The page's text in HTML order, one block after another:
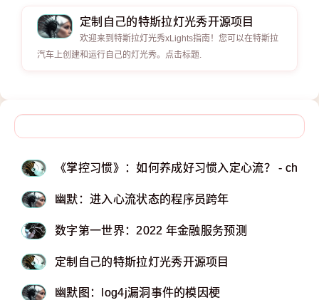
定制自己的特斯拉灯光秀开源项目
欢迎来到特斯拉灯光秀xLights指南！您可以在特斯拉
汽车上创建和运行自己的灯光秀。点击标题.
《掌控习惯》：如何养成好习惯入定心流？ -
幽默：进入心流状态的程序员跨年
数字第一世界：2022 年金融服务预测
定制自己的特斯拉灯光秀开源项目
幽默图：log4j漏洞事件的模因梗